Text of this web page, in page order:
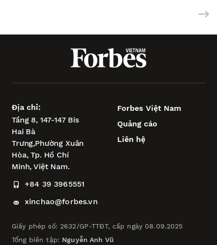
Địa chỉ:
Tầng 8, 147-147 Bis
Hai Bà
Trưng,Phường Xuân
Hòa,Tp. Hồ Chí
Minh, Việt Nam.
+84 39 3965551
xinchao@forbes.vn
Forbes Việt Nam
Quảng cáo
Liên hệ
Giấy phép số: 2632/GP-TTĐT, cấp ngày 08.09.2025
Tổng biên tập: Nguyễn Anh Vũ